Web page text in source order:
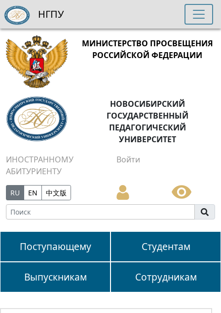
МИНИСТЕРСТВО ПРОСВЕЩЕНИЯ
РОССИЙСКОЙ ФЕДЕРАЦИИ
НОВОСИБИРСКИЙ
ГОСУДАРСТВЕННЫЙ
ПЕДАГОГИЧЕСКИЙ
УНИВЕРСИТЕТ
ИНОСТРАННОМУ
АБИТУРИЕНТУ
Войти
RU EN 中文版
Поступающему Студентам
Выпускникам Сотрудникам
НГПУ